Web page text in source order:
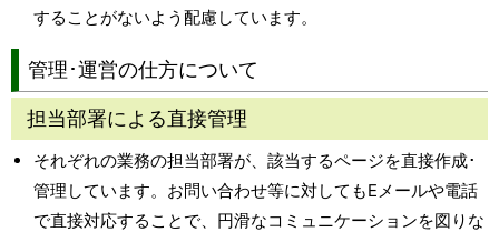
することがないよう配慮しています。
管理･運営の仕方について
担当部署による直接管理
それぞれの業務の担当部署が、該当するページを直接作成･
管理しています。お問い合わせ等に対してもEメールや電話
で直接対応することで、円滑なコミュニケーションを図りな